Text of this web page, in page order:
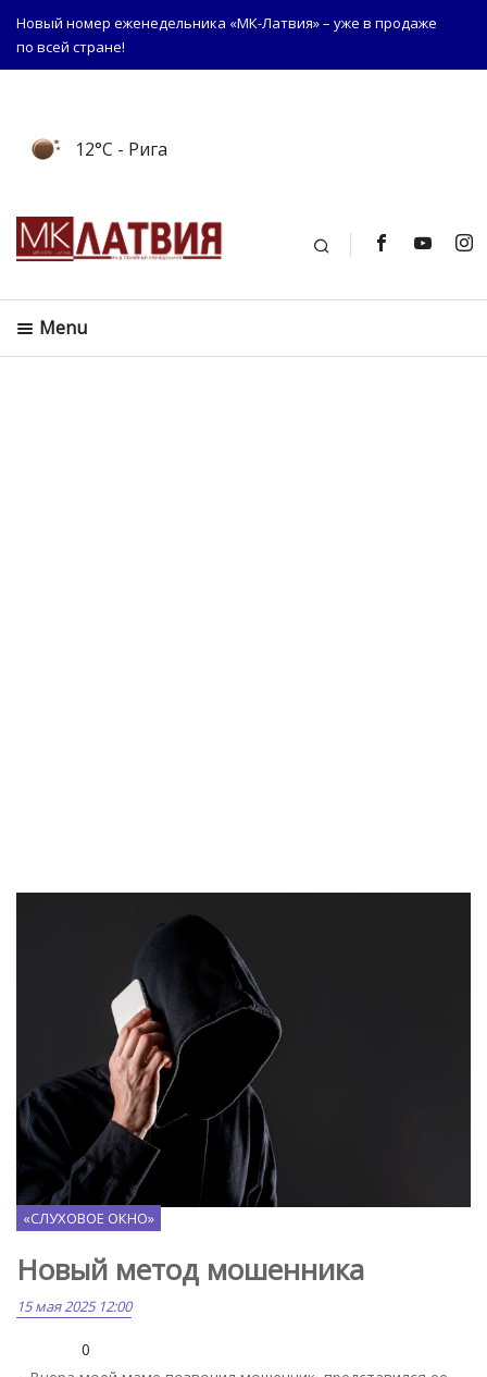
Новый номер еженедельника «МК-Латвия» – уже в продаже
по всей стране!
12°C - Рига
Поиск
Menu
Freepik.com
«СЛУХОВОЕ ОКНО»
Новый метод мошенника
15 мая 2025 12:00
0